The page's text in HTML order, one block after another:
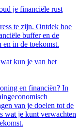
je financiële rust
te zijn. Ontdek hoe
buffer en de
en in de toekomst.
kun je van het
en financiën? In
van je doelen tot de
wat je kunt verwachten